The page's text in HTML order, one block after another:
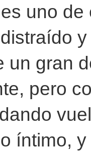
es uno
un gran
pero
íntimo,